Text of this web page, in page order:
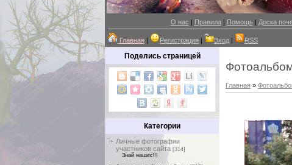
О нас | Правила| Помощь | Доска
Главная | Регистрация | Вход | RSS
Поделись страницей
Категории
Личные фотографии
участников сайта [314]
Знай наших!!!
Главная »